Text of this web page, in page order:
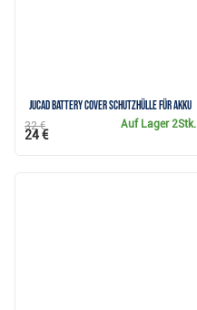
JuCad Battery Cover Schutzhülle für Akku
Auf Lager 2Stk.
32 €
24 €